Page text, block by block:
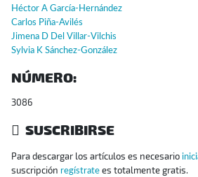
Héctor A García-Hernández
Carlos Piña-Avilés
Jimena D Del Villar-Vilchis
Sylvia K Sánchez-González
NÚMERO:
3086
SUSCRIBIRSE
Para descargar los artículos es necesario
suscripción regístrate es totalmente gratis.